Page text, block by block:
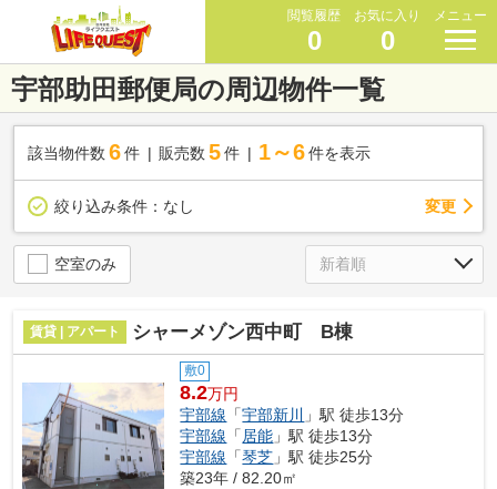
閲覧履歴
0
お気に入り
0
メニュー
宇部助田郵便局の周辺物件一覧
該当物件数 6件 販売数 5 件 1～6 件を表示
絞り込み条件： なし 変更
空室のみ
賃貸 | アパート シャーメゾン西中町 B棟
敷0
8.2万円
宇部線 「宇部新川
」駅 徒歩13分
宇部線 「居能 」駅 徒歩13分
宇部線 「琴芝 」駅 徒歩25分
築23年 / 82.20㎡